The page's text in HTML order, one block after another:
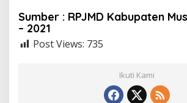
Sumber : RPJMD Kabupaten
– 2021
Post Views: 735
Ikuti Kami